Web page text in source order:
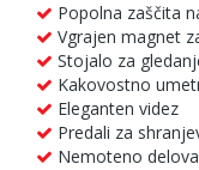
Popolna zaščita
Vgrajen magnet
Stojalo za
Kakovostno
Eleganten videz
Predali za
Nemoteno